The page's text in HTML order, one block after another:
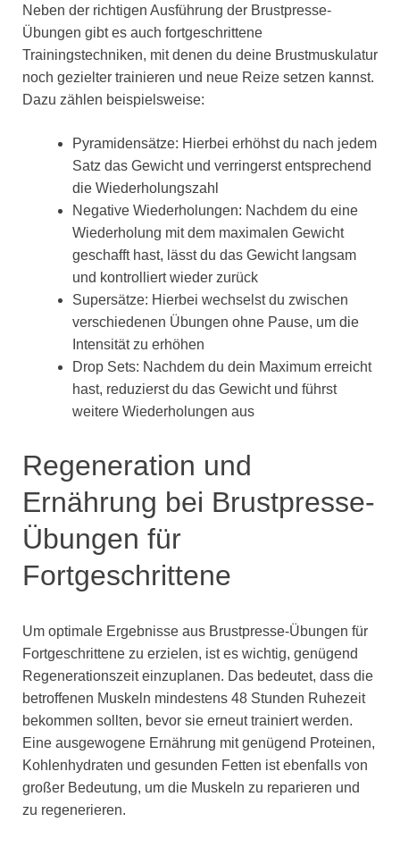
Neben der richtigen Ausführung der Brustpresse-
Übungen gibt es auch fortgeschrittene
Trainingstechniken, mit denen du deine Brustmuskulatur
noch gezielter trainieren und neue Reize setzen kannst.
Dazu zählen beispielsweise:
Pyramidensätze: Hierbei erhöhst du nach jedem
Satz das Gewicht und verringerst entsprechend
die Wiederholungszahl
Negative Wiederholungen: Nachdem du eine
Wiederholung mit dem maximalen Gewicht
geschafft hast, lässt du das Gewicht langsam
und kontrolliert wieder zurück
Supersätze: Hierbei wechselst du zwischen
verschiedenen Übungen ohne Pause, um die
Intensität zu erhöhen
Drop Sets: Nachdem du dein Maximum erreicht
hast, reduzierst du das Gewicht und führst
weitere Wiederholungen aus
Regeneration und
Ernährung bei Brustpresse-
Übungen für
Fortgeschrittene
Um optimale Ergebnisse aus Brustpresse-Übungen für
Fortgeschrittene zu erzielen, ist es wichtig, genügend
Regenerationszeit einzuplanen. Das bedeutet, dass die
betroffenen Muskeln mindestens 48 Stunden Ruhezeit
bekommen sollten, bevor sie erneut trainiert werden.
Eine ausgewogene Ernährung mit genügend Proteinen,
Kohlenhydraten und gesunden Fetten ist ebenfalls von
großer Bedeutung, um die Muskeln zu reparieren und
zu regenerieren.